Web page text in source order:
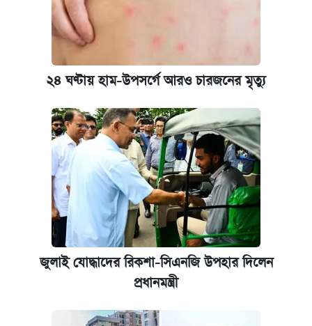
২৪ ঘণ্টায় হাম-উপসর্গে আরও চারজনের মৃত্যু
জুলাই যোদ্ধাদের রিকশা-সিএনজি উপহার দিলেন
প্রধানমন্ত্রী